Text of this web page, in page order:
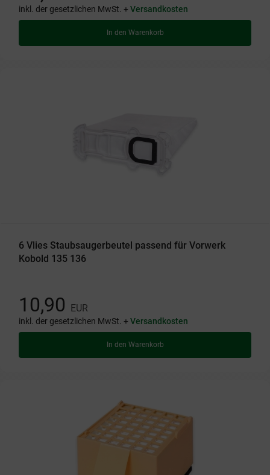
inkl. der gesetzlichen MwSt. +Versandkosten
In den Warenkorb
6 Vlies Staubsaugerbeutel passend für Vorwerk
Kobold 135 136
10,90 EUR
inkl. der gesetzlichen MwSt. +Versandkosten
In den Warenkorb